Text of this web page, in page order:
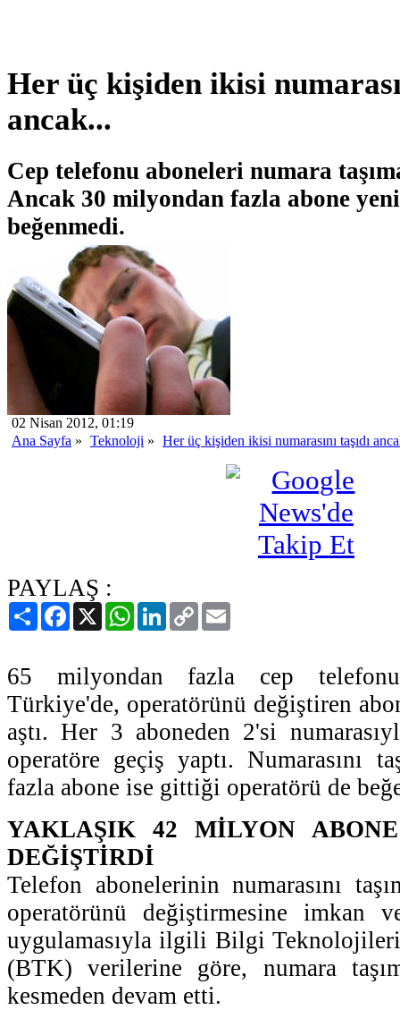
Her üç kişiden ikisi
ancak...
Cep telefonu aboneleri numara
Ancak 30 milyondan fazla abone
beğenmedi.
02 Nisan 2012, 01:19
Ana Sayfa » Teknoloji » Her üç kişiden ikisi numarasını taşıdı
PAYLAŞ :
PaylaşFacebook
X WhatsAppLinkedIn
Copy
Link
65 milyondan fazla cep
Türkiye'de, operatörünü değiştiren
aştı. Her 3 aboneden 2'si
operatöre geçiş yaptı. Numarasını
fazla abone ise gittiği operatörü de
YAKLAŞIK 42 MİLYON ABONE
DEĞİŞTİRDİ
Telefon abonelerinin numarasını
operatörünü değiştirmesine imkan
uygulamasıyla ilgili Bilgi
(BTK) verilerine göre, numara
kesmeden devam etti.